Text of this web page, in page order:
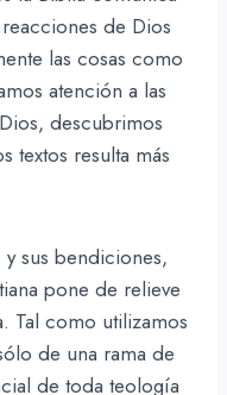
de Dios
las cosas como
atención a las
descubrimos
textos resulta más
sus bendiciones,
pone de relieve
Tal como utilizamos
de una rama de
de toda teología